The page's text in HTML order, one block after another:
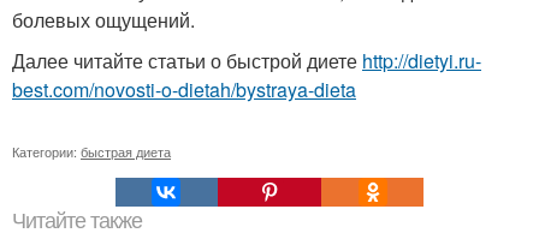
болевых ощущений.
Далее читайте статьи о быстрой диете http://dietyi.ru-
best.com/novosti-o-dietah/bystraya-dieta
Категории: быстрая диета
Читайте также